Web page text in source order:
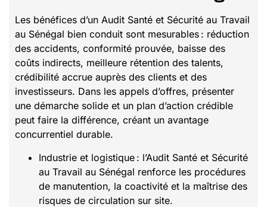
Les bénéfices d’un Audit Santé et Sécurité au Travail
au Sénégal bien conduit sont mesurables : réduction
des accidents, conformité prouvée, baisse des
coûts indirects, meilleure rétention des talents,
crédibilité accrue auprès des clients et des
investisseurs. Dans les appels d’offres, présenter
une démarche solide et un plan d’action crédible
peut faire la différence, créant un avantage
concurrentiel durable.
Industrie et logistique : l’Audit Santé et Sécurité
au Travail au Sénégal renforce les procédures
de manutention, la coactivité et la maîtrise des
risques de circulation sur site.